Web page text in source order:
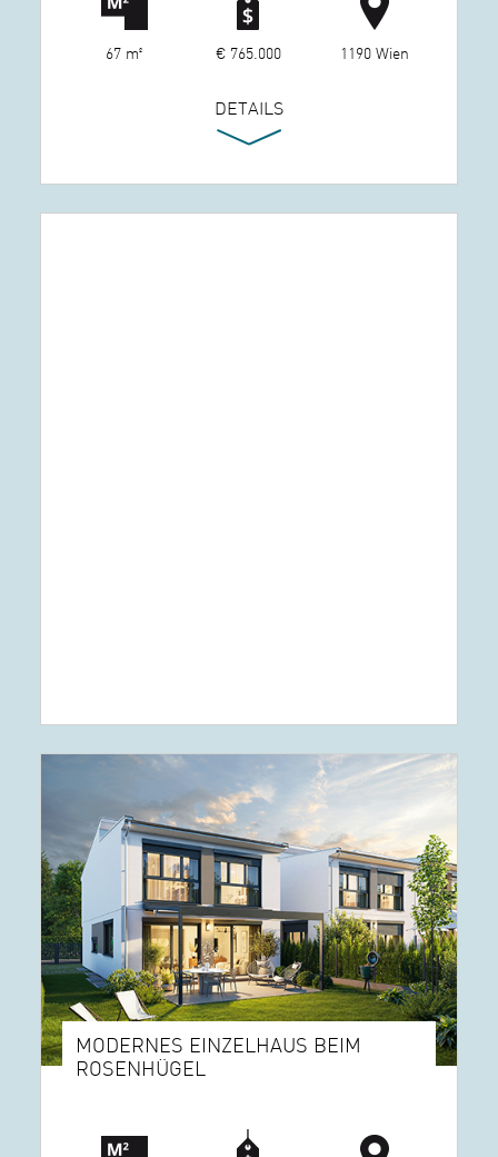
67 m² € 765.000 1190 Wien
DETAILS
MODERNES EINZELHAUS BEIM
ROSENHÜGEL